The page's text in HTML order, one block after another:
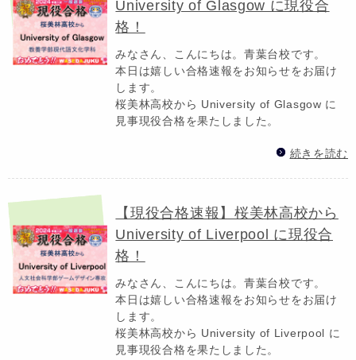
University of Glasgow に現役合
格！
みなさん、こんにちは。青葉台校です。
本日は嬉しい合格速報をお知らせをお届け
します。
桜美林高校から University of Glasgow に
見事現役合格を果たしました。
続きを読む
【現役合格速報】桜美林高校から
University of Liverpool に現役合
格！
みなさん、こんにちは。青葉台校です。
本日は嬉しい合格速報をお知らせをお届け
します。
桜美林高校から University of Liverpool に
見事現役合格を果たしました。